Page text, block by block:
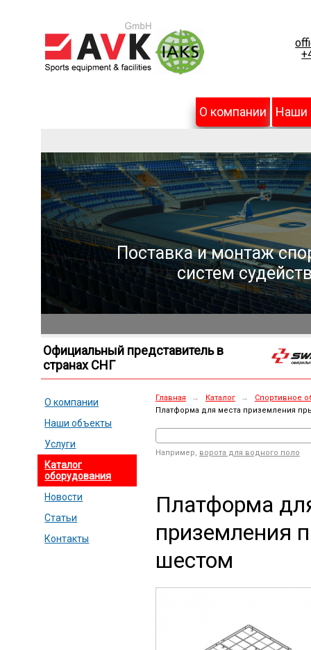
О компании Наши
Поставка и монтаж
систем
Официальный представитель в
странах СНГ
О компании
Наши объекты
Услуги
Каталог
оборудования
Новости
Статьи
Контакты
Главная → Каталог →
Спортивное
Платформа для места приземления
Например, ворота для водного поло
Платформа
приземления
шестом